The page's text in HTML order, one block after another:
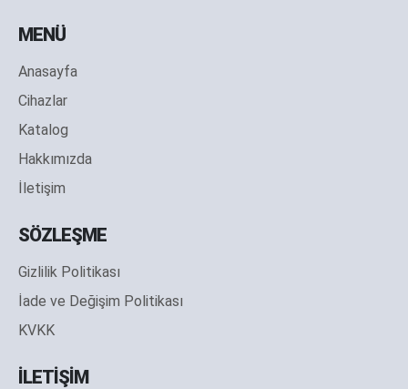
MENÜ
Anasayfa
Cihazlar
Katalog
Hakkımızda
İletişim
SÖZLEŞME
Gizlilik Politikası
İade ve Değişim Politikası
KVKK
İLETİŞİM